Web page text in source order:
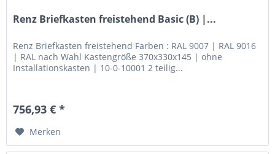
Renz Briefkasten freistehend Basic (B) |...
Renz Briefkasten freistehend Farben : RAL 9007 | RAL 9016
| RAL nach Wahl Kastengröße 370x330x145 | ohne
Installationskasten | 10-0-10001 2 teilig...
756,93 € *
Merken